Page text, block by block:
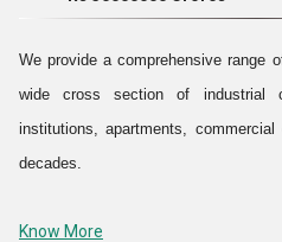
மற்றும் அவற்றின்
We provide a comprehensive range
wide cross section of industrial
institutions, apartments,
decades.
Backed by highly experienced
Know More